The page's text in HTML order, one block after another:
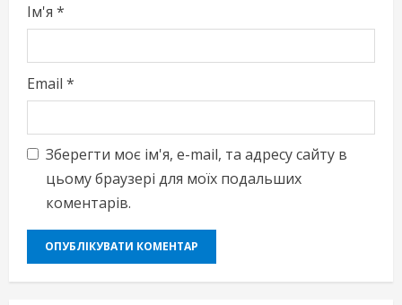
Ім'я *
Email *
Зберегти моє ім'я, e-mail, та адресу сайту в
цьому браузері для моїх подальших
коментарів.